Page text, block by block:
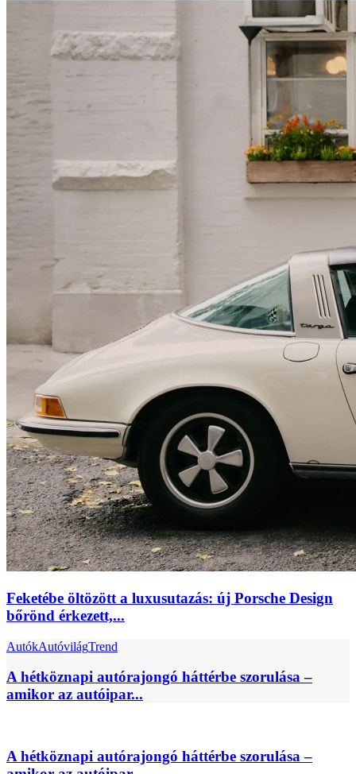
Feketébe öltözött a luxusutazás: új Porsche Design
bőrönd érkezett,...
AutókAutóvilágTrend
A hétköznapi autórajongó háttérbe szorulása –
amikor az autóipar...
A hétköznapi autórajongó háttérbe szorulása –